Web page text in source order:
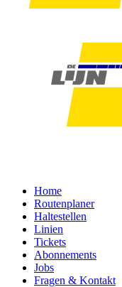
Home
Routenplaner
Haltestellen
Linien
Tickets
Abonnements
Jobs
Fragen & Kontakt